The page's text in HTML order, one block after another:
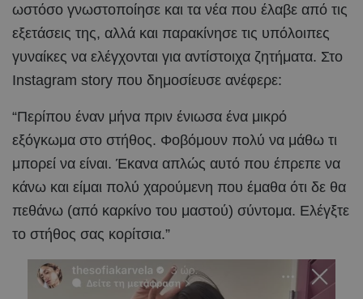
ωστόσο γνωστοποίησε και τα νέα που έλαβε από τις
εξετάσεις της, αλλά και παρακίνησε τις υπόλοιπες
γυναίκες να ελέγχονται για αντίστοιχα ζητήματα. Στο
Instagram story που δημοσίευσε ανέφερε:
“Περίπου έναν μήνα πριν ένιωσα ένα μικρό
εξόγκωμα στο στήθος. Φοβόμουν πολύ να μάθω τι
μπορεί να είναι. Έκανα απλώς αυτό που έπρεπε να
κάνω και είμαι πολύ χαρούμενη που έμαθα ότι δε θα
πεθάνω (από καρκίνο του μαστού) σύντομα. Ελέγξτε
το στήθος σας κορίτσια.”